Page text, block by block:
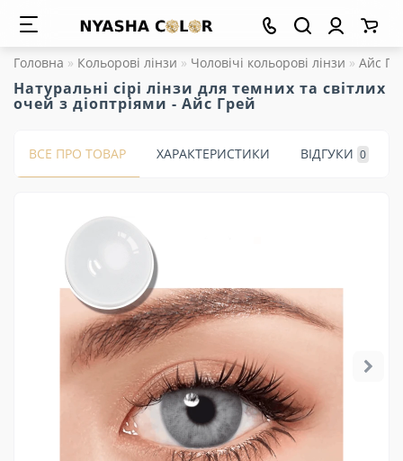
Головна Кольорові лінзи Чоловічі кольорові лінзи Айс
Натуральні сірі лінзи для темних та світлих
очей з діоптріями - Айс Грей
ВСЕ ПРО ТОВАР ХАРАКТЕРИСТИКИ ВІДГУКИ 0